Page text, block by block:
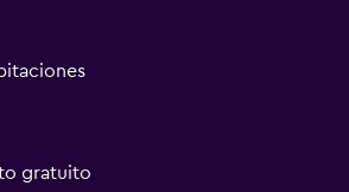
gratuito